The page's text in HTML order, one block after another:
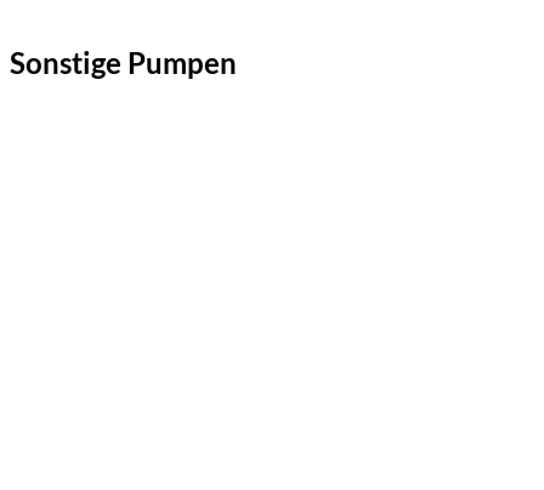
Sonstige Pumpen